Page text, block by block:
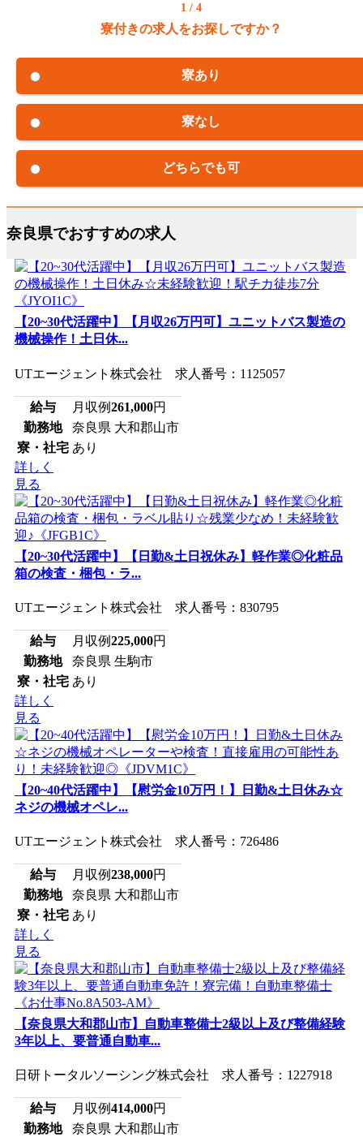
1 / 4
寮付きの求人をお探しですか？
寮あり
寮なし
どちらでも可
奈良県でおすすめの求人
【20~30代活躍中】【月収26万円可】ユニットバス製造の
機械操作！土日休...
UTエージェント株式会社 求人番号：1125057
給与 月収例261,000円
勤務地
奈良県 大和郡山市
寮・社宅 あり
詳しく
見る
【20~30代活躍中】【日勤&土日祝休み】軽作業◎化粧品
箱の検査・梱包・ラ...
UTエージェント株式会社 求人番号：830795
給与 月収例225,000円
勤務地
奈良県 生駒市
寮・社宅 あり
詳しく
見る
【20~40代活躍中】【慰労金10万円！】日勤&土日休み☆
ネジの機械オペレ...
UTエージェント株式会社 求人番号：726486
給与 月収例238,000円
勤務地
奈良県 大和郡山市
寮・社宅 あり
詳しく
見る
【奈良県大和郡山市】自動車整備士2級以上及び整備経験
3年以上、要普通自動車...
日研トータルソーシング株式会社 求人番号：1227918
給与 月収例414,000円
勤務地
奈良県 大和郡山市